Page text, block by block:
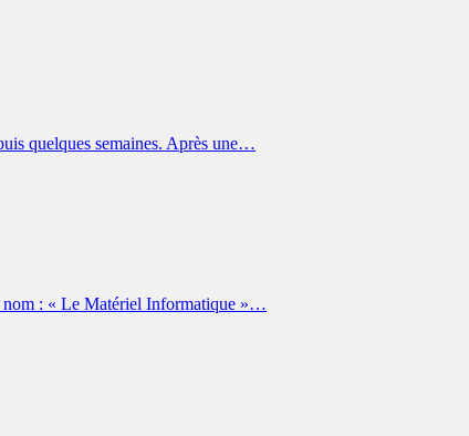
quelques semaines. Après une…
nom : « Le Matériel Informatique »…